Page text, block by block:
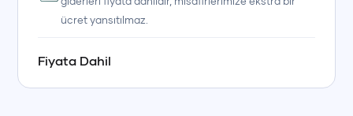
ücret yansıtılmaz.
Fiyata Dahil